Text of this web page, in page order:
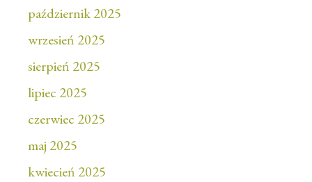
październik 2025
wrzesień 2025
sierpień 2025
lipiec 2025
czerwiec 2025
maj 2025
kwiecień 2025